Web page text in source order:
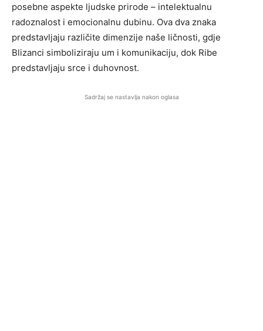
posebne aspekte ljudske prirode – intelektualnu
radoznalost i emocionalnu dubinu. Ova dva znaka
predstavljaju različite dimenzije naše ličnosti, gdje
Blizanci simboliziraju um i komunikaciju, dok Ribe
predstavljaju srce i duhovnost.
Sadržaj se nastavlja nakon oglasa